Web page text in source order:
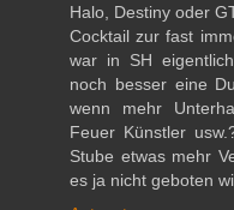
Halo, Destiny oder
Cocktail zur fast
war in SH
noch besser eine
wenn mehr
Feuer Künstler
Stube etwas mehr
es ja nicht geboten